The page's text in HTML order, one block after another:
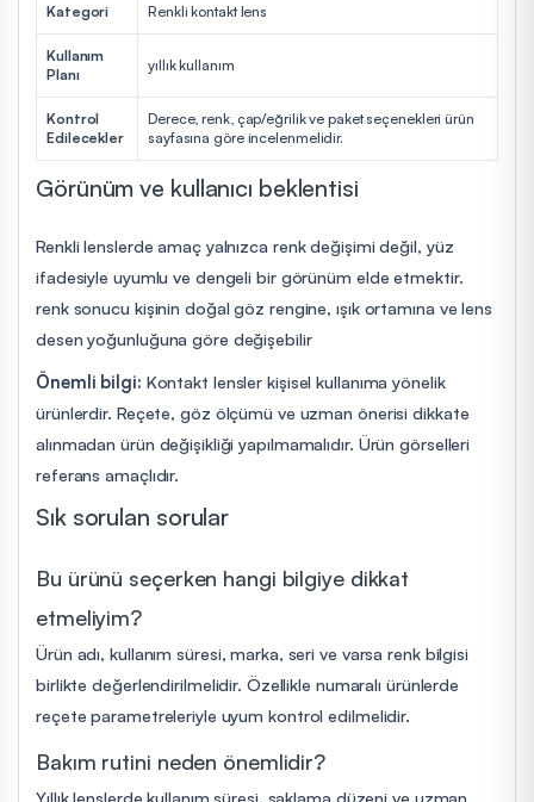
Kategori Renkli kontakt lens
Kullanım
Planı
yıllık kullanım
Kontrol
Edilecekler
Derece, renk, çap/eğrilik ve paket seçenekleri ürün
sayfasına göre incelenmelidir.
Görünüm ve kullanıcı beklentisi
Renkli lenslerde amaç yalnızca renk değişimi değil, yüz
ifadesiyle uyumlu ve dengeli bir görünüm elde etmektir.
renk sonucu kişinin doğal göz rengine, ışık ortamına ve lens
desen yoğunluğuna göre değişebilir
Önemli bilgi: Kontakt lensler kişisel kullanıma yönelik
ürünlerdir. Reçete, göz ölçümü ve uzman önerisi dikkate
alınmadan ürün değişikliği yapılmamalıdır. Ürün görselleri
referans amaçlıdır.
Sık sorulan sorular
Bu ürünü seçerken hangi bilgiye dikkat
etmeliyim?
Ürün adı, kullanım süresi, marka, seri ve varsa renk bilgisi
birlikte değerlendirilmelidir. Özellikle numaralı ürünlerde
reçete parametreleriyle uyum kontrol edilmelidir.
Bakım rutini neden önemlidir?
Yıllık lenslerde kullanım süresi, saklama düzeni ve uzman